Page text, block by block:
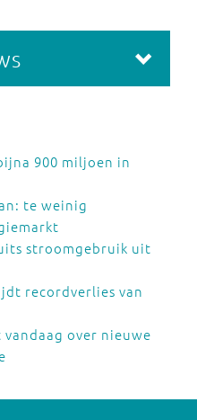
900 miljoen in
te weinig
stroomgebruik uit
recordverlies van
over nieuwe